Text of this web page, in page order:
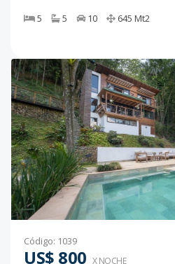
5 5 10 645 Mt2
Código: 1039
US$ 800 X NOCHE